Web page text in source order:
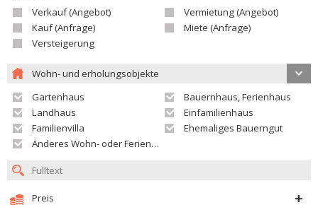
Verkauf (Angebot)
Vermietung (Angebot)
Kauf (Anfrage)
Miete (Anfrage)
Versteigerung
Wohn- und erholungsobjekte
Gartenhaus
Bauernhaus, Ferienhaus
Landhaus
Einfamilienhaus
Familienvilla
Ehemaliges Bauerngut
Anderes Wohn- oder Ferienobjekt
Preis